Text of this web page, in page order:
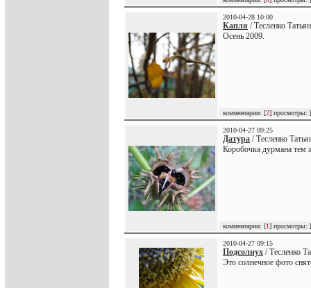
2010-04-28 10:00
Капля / Тесленко
Осень 2009.
комментарии: [2] просмотры: [
2010-04-27 09:25
Датура / Тесленко
Коробочка дурмана тем
комментарии: [1] просмотры: [
2010-04-27 09:15
Подсолнух / Тесленко
Это солнечное фото